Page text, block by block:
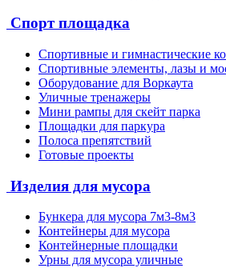
Спорт площадка
Спортивные и гимнастические
Спортивные элементы, лазы и
Оборудование для Воркаута
Уличные тренажеры
Мини рампы для скейт парка
Площадки для паркура
Полоса препятствий
Готовые проекты
Изделия для мусора
Бункера для мусора 7м3-8м3
Контейнеры для мусора
Контейнерные площадки
Урны для мусора уличные